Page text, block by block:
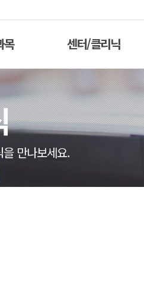
목 센터/클리닉
만나보세요.